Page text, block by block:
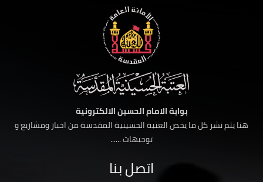
بوابة الامام الحسين الالكترونية
هنا يتم نشر كل ما يخص العتبة الحسينية المقدسة من اخبار ومشاريع و
توجيهات ......
اتصل بنا